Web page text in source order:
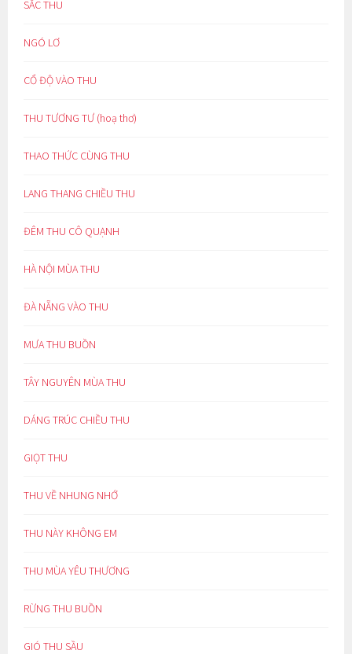
SẮC THU
NGÓ LƠ
CỔ ĐỘ VÀO THU
THU TƯƠNG TƯ (hoạ thơ)
THAO THỨC CÙNG THU
LANG THANG CHIỀU THU
ĐÊM THU CÔ QUẠNH
HÀ NỘI MÙA THU
ĐÀ NẴNG VÀO THU
MƯA THU BUỒN
TÂY NGUYÊN MÙA THU
DÁNG TRÚC CHIỀU THU
GIỌT THU
THU VỀ NHUNG NHỚ
THU NÀY KHÔNG EM
THU MÙA YÊU THƯƠNG
RỪNG THU BUỒN
GIÓ THU SẦU